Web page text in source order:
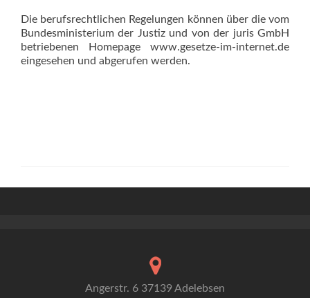
Die berufsrechtlichen Regelungen können über die vom
Bundesministerium der Justiz und von der juris GmbH
betriebenen Homepage www.gesetze-im-internet.de
eingesehen und abgerufen werden.
Angerstr. 6 37139 Adelebsen